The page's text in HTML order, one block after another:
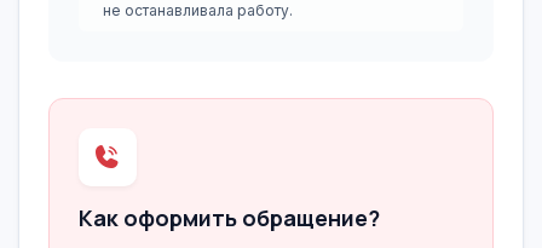
не останавливала работу.
Как оформить обращение?